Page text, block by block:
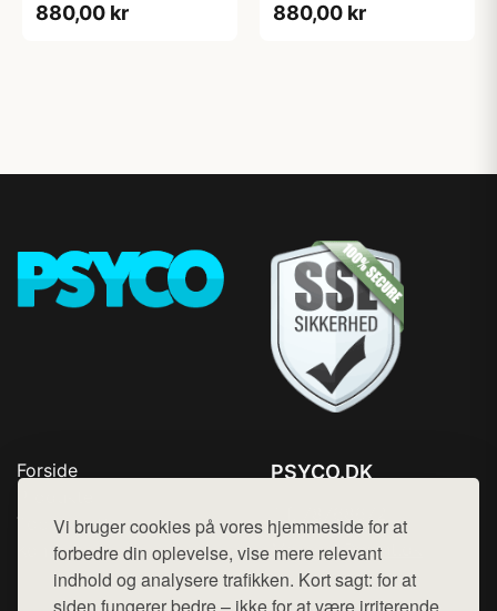
Vi bruger cookies på vores hjemmeside for at
forbedre din oplevelse, vise mere relevant
indhold og analysere trafikken. Kort sagt: for at
880,00 kr 880,00 kr
Forside
Top Rabatter
Kontakt
PSYCO.DK
Mail: hej@want.dk
Cookie- og privatlivspolitik